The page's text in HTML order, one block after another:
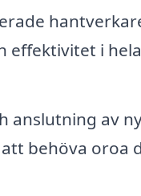
effektivitet i hela
anslutning av
behöva oroa